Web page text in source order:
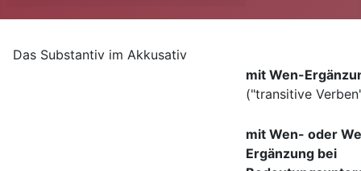
Das Substantiv im Akkusativ
mit Wen-
("transitive
mit Wen- oder
Ergänzung bei